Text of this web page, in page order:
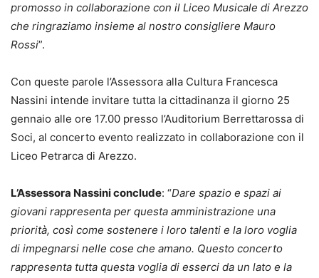
promosso in collaborazione con il Liceo Musicale di Arezzo
che ringraziamo insieme al nostro consigliere Mauro
Rossi”.
Con queste parole l’Assessora alla Cultura Francesca
Nassini intende invitare tutta la cittadinanza il giorno 25
gennaio alle ore 17.00 presso l’Auditorium Berrettarossa di
Soci, al concerto evento realizzato in collaborazione con il
Liceo Petrarca di Arezzo.
L’Assessora Nassini conclude: “Dare spazio e spazi ai
giovani rappresenta per questa amministrazione una
priorità, così come sostenere i loro talenti e la loro voglia
di impegnarsi nelle cose che amano. Questo concerto
rappresenta tutta questa voglia di esserci da un lato e la